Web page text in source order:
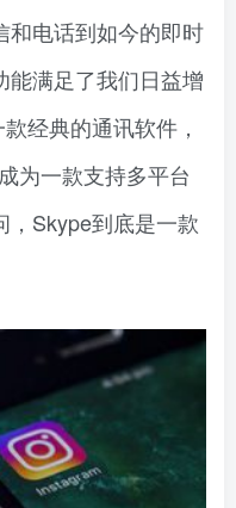
和电话到如今的即时
能满足了我们日益增
经典的通讯软件，
为一款支持多平台
，Skype到底是一款